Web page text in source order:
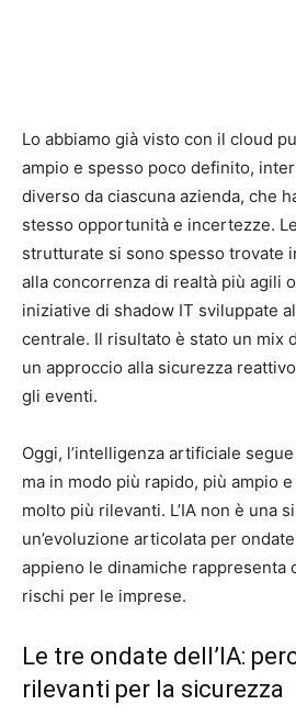
Lo abbiamo già visto con il cloud
ampio e spesso poco definito,
diverso da ciascuna azienda, che
stesso opportunità e incertezze.
strutturate si sono spesso trovate
alla concorrenza di realtà più agili
iniziative di shadow IT sviluppate
centrale. Il risultato è stato un mix
un approccio alla sicurezza
gli eventi.
Oggi, l’intelligenza artificiale
ma in modo più rapido, più ampio
molto più rilevanti. L’IA non è una
un’evoluzione articolata per
appieno le dinamiche rappresenta
rischi per le imprese.
Le tre ondate dell’IA:
rilevanti per la sicurezza